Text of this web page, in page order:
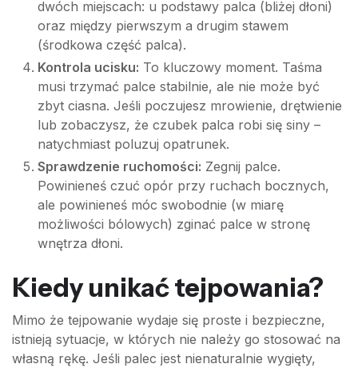
dwóch miejscach: u podstawy palca (bliżej dłoni)
oraz między pierwszym a drugim stawem
(środkowa część palca).
Kontrola ucisku: To kluczowy moment. Taśma
musi trzymać palce stabilnie, ale nie może być
zbyt ciasna. Jeśli poczujesz mrowienie, drętwienie
lub zobaczysz, że czubek palca robi się siny –
natychmiast poluzuj opatrunek.
Sprawdzenie ruchomości: Zegnij palce.
Powinieneś czuć opór przy ruchach bocznych,
ale powinieneś móc swobodnie (w miarę
możliwości bólowych) zginać palce w stronę
wnętrza dłoni.
Kiedy unikać tejpowania?
Mimo że tejpowanie wydaje się proste i bezpieczne,
istnieją sytuacje, w których nie należy go stosować na
własną rękę. Jeśli palec jest nienaturalnie wygięty,